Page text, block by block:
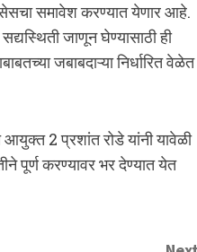
समावेश करण्यात येणार आहे.
जाणून घेण्यासाठी ही
जबाबदाऱ्या निर्धारित वेळेत
2 प्रशांत रोडे यांनी यावेळी
पूर्ण करण्यावर भर देण्यात येत